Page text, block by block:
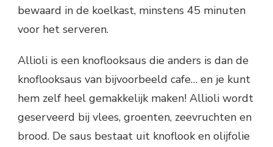
bewaard in de koelkast, minstens 45 minuten
voor het serveren.
Allioli is een knoflooksaus die anders is dan de
knoflooksaus van bijvoorbeeld cafe… en je kunt
hem zelf heel gemakkelijk maken! Allioli wordt
geserveerd bij vlees, groenten, zeevruchten en
brood. De saus bestaat uit knoflook en olijfolie